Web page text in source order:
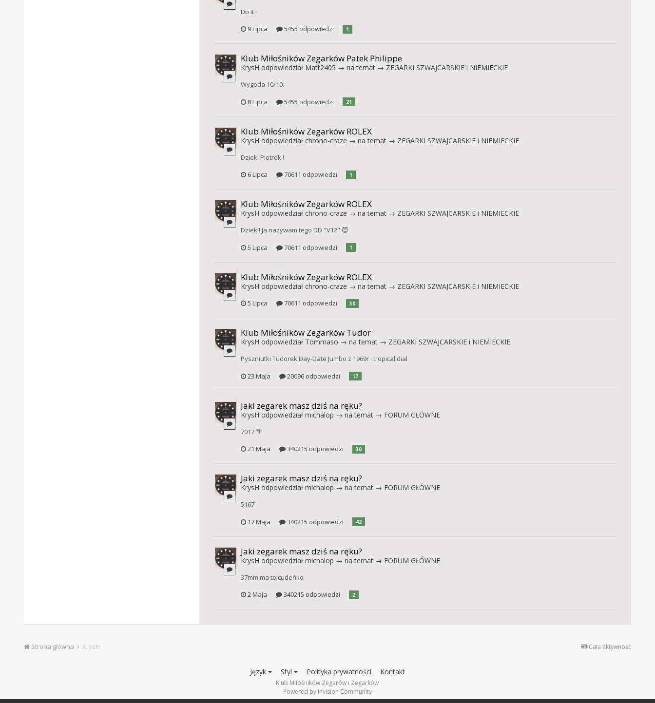
Do it !
9 Lipca
5455 odpowiedzi 1
Klub Miłośników Zegarków Patek Philippe
KrysH odpowiedział Matt2405 → na temat → ZEGARKI SZWAJCARSKIE i NIEMIECKIE
Wygoda 10/10.
8 Lipca
5455 odpowiedzi 21
Klub Miłośników Zegarków ROLEX
KrysH odpowiedział chrono-craze → na temat → ZEGARKI SZWAJCARSKIE i NIEMIECKIE
Dzieki Piotrek !
6 Lipca
70611 odpowiedzi 1
Klub Miłośników Zegarków ROLEX
KrysH odpowiedział chrono-craze → na temat → ZEGARKI SZWAJCARSKIE i NIEMIECKIE
Dzieki! Ja nazywam tego DD "V12" 😈
5 Lipca
70611 odpowiedzi 1
Klub Miłośników Zegarków ROLEX
KrysH odpowiedział chrono-craze → na temat → ZEGARKI SZWAJCARSKIE i NIEMIECKIE
5 Lipca 70611 odpowiedzi 30
Klub Miłośników Zegarków Tudor
KrysH odpowiedział Tommaso → na temat → ZEGARKI SZWAJCARSKIE i NIEMIECKIE
Pyszniutki Tudorek Day-Date Jumbo z 1969r i tropical dial
23 Maja
20096 odpowiedzi 17
Jaki zegarek masz dziś na ręku?
KrysH odpowiedział michalop → na temat → FORUM GŁÓWNE
7017 🌴
21 Maja
340215 odpowiedzi 30
Jaki zegarek masz dziś na ręku?
KrysH odpowiedział michalop → na temat → FORUM GŁÓWNE
5167
17 Maja
340215 odpowiedzi 42
Jaki zegarek masz dziś na ręku?
KrysH odpowiedział michalop → na temat → FORUM GŁÓWNE
37mm ma to cudeńko
2 Maja
340215 odpowiedzi 2
Cała aktywność
Strona główna KrysH
Język Styl Polityka prywatności Kontakt
Klub Miłośników Zegarów i Zegarków
Powered by Invision Community